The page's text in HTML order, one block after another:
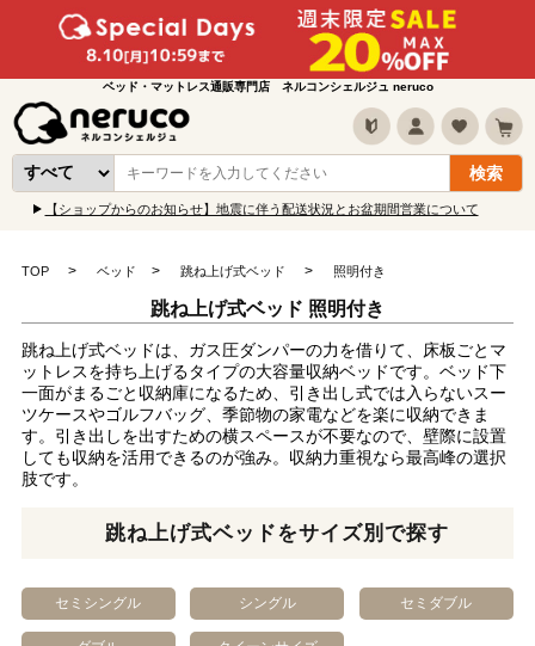
ベッド・マットレス通販専門店 ネルコンシェルジュ neruco
【ショップからのお知らせ】地震に伴う配送状況とお盆期間営業について
TOP ベッド 跳ね上げ式ベッド 照明付き
跳ね上げ式ベッド 照明付き
跳ね上げ式ベッドは、ガス圧ダンパーの力を借りて、床板ごとマ
ットレスを持ち上げるタイプの大容量収納ベッドです。ベッド下
一面がまるごと収納庫になるため、引き出し式では入らないスー
ツケースやゴルフバッグ、季節物の家電などを楽に収納できま
す。引き出しを出すための横スペースが不要なので、壁際に設置
しても収納を活用できるのが強み。収納力重視なら最高峰の選択
肢です。
跳ね上げ式ベッドをサイズ別で探す
セミシングル シングル セミダブル